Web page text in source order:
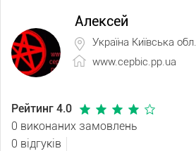
Алексей
Україна Київська
www.cepbic.pp.ua
Рейтинг 4.0
0 виконаних замовлень
0 відгуків